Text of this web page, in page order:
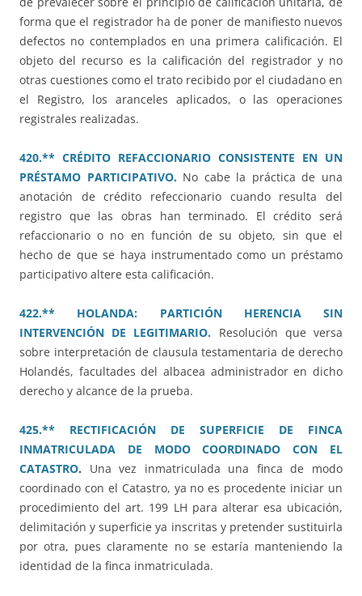
forma que el registrador ha de poner de manifiesto nuevos
defectos no contemplados en una primera calificación. El
objeto del recurso es la calificación del registrador y no
otras cuestiones como el trato recibido por el ciudadano en
el Registro, los aranceles aplicados, o las operaciones
registrales realizadas.
420.** CRÉDITO REFACCIONARIO CONSISTENTE EN UN
PRÉSTAMO PARTICIPATIVO.No cabe la práctica de una
anotación de crédito refeccionario cuando resulta del
registro que las obras han terminado. El crédito será
refaccionario o no en función de su objeto, sin que el
hecho de que se haya instrumentado como un préstamo
participativo altere esta calificación.
422.** HOLANDA: PARTICIÓN HERENCIA SIN
INTERVENCIÓN DE LEGITIMARIO. Resolución que versa
sobre interpretación de clausula testamentaria de derecho
Holandés, facultades del albacea administrador en dicho
derecho y alcance de la prueba.
425.** RECTIFICACIÓN DE SUPERFICIE DE FINCA
INMATRICULADA DE MODO COORDINADO CON EL
CATASTRO. Una vez inmatriculada una finca de modo
coordinado con el Catastro, ya no es procedente iniciar un
procedimiento del art. 199 LH para alterar esa ubicación,
delimitación y superficie ya inscritas y pretender sustituirla
por otra, pues claramente no se estaría manteniendo la
identidad de la finca inmatriculada.